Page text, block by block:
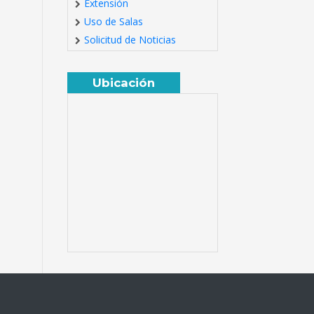
Extensión
Uso de Salas
Solicitud de Noticias
Ubicación